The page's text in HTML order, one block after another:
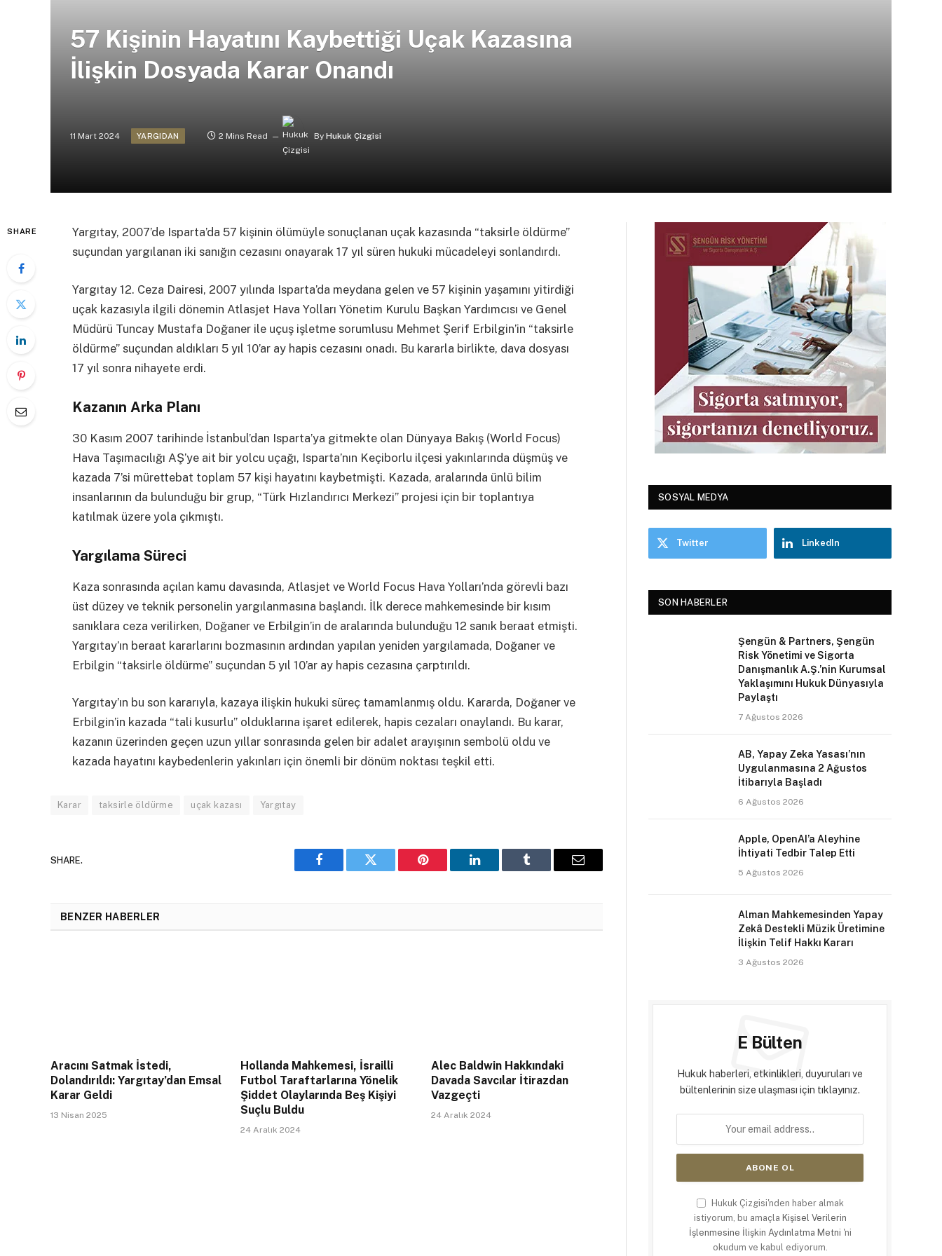
57 Kişinin Hayatını Kaybettiği Uçak Kazasına
İlişkin Dosyada Karar Onandı
11 Mart 2024 YARGIDAN 2 Mins Read By Hukuk Çizgisi
SHARE
Yargıtay, 2007’de Isparta’da 57 kişinin ölümüyle sonuçlanan uçak kazasında “taksirle öldürme”
suçundan yargılanan iki sanığın cezasını onayarak 17 yıl süren hukuki mücadeleyi sonlandırdı.
Yargıtay 12. Ceza Dairesi, 2007 yılında Isparta’da meydana gelen ve 57 kişinin yaşamını yitirdiği
uçak kazasıyla ilgili dönemin Atlasjet Hava Yolları Yönetim Kurulu Başkan Yardımcısı ve Genel
Müdürü Tuncay Mustafa Doğaner ile uçuş işletme sorumlusu Mehmet Şerif Erbilgin’in “taksirle
öldürme” suçundan aldıkları 5 yıl 10’ar ay hapis cezasını onadı. Bu kararla birlikte, dava dosyası
17 yıl sonra nihayete erdi.
Kazanın Arka Planı
30 Kasım 2007 tarihinde İstanbul’dan Isparta’ya gitmekte olan Dünyaya Bakış (World Focus)
Hava Taşımacılığı AŞ’ye ait bir yolcu uçağı, Isparta’nın Keçiborlu ilçesi yakınlarında düşmüş ve
kazada 7’si mürettebat toplam 57 kişi hayatını kaybetmişti. Kazada, aralarında ünlü bilim
insanlarının da bulunduğu bir grup, “Türk Hızlandırıcı Merkezi” projesi için bir toplantıya
katılmak üzere yola çıkmıştı.
Yargılama Süreci
Kaza sonrasında açılan kamu davasında, Atlasjet ve World Focus Hava Yolları’nda görevli bazı
üst düzey ve teknik personelin yargılanmasına başlandı. İlk derece mahkemesinde bir kısım
sanıklara ceza verilirken, Doğaner ve Erbilgin’in de aralarında bulunduğu 12 sanık beraat etmişti.
Yargıtay’ın beraat kararlarını bozmasının ardından yapılan yeniden yargılamada, Doğaner ve
Erbilgin “taksirle öldürme” suçundan 5 yıl 10’ar ay hapis cezasına çarptırıldı.
Yargıtay’ın bu son kararıyla, kazaya ilişkin hukuki süreç tamamlanmış oldu. Kararda, Doğaner ve
Erbilgin’in kazada “tali kusurlu” olduklarına işaret edilerek, hapis cezaları onaylandı. Bu karar,
kazanın üzerinden geçen uzun yıllar sonrasında gelen bir adalet arayışının sembolü oldu ve
kazada hayatını kaybedenlerin yakınları için önemli bir dönüm noktası teşkil etti.
Karar taksirle öldürme uçak kazası Yargıtay
SHARE.
Facebook Twitter Pinterest LinkedIn Tumblr Email
BENZER HABERLER
Aracını Satmak İstedi,
Dolandırıldı: Yargıtay’dan Emsal
Karar Geldi
13 Nisan 2025
Hollanda Mahkemesi, İsrailli
Futbol Taraftarlarına Yönelik
Şiddet Olaylarında Beş Kişiyi
Suçlu Buldu
24 Aralık 2024
Alec Baldwin Hakkındaki
Davada Savcılar İtirazdan
Vazgeçti
24 Aralık 2024
SOSYAL MEDYA
Twitter LinkedIn
SON HABERLER
Şengün & Partners, Şengün
Risk Yönetimi ve Sigorta
Danışmanlık A.Ş.’nin Kurumsal
Yaklaşımını Hukuk Dünyasıyla
Paylaştı
7 Ağustos 2026
AB, Yapay Zeka Yasası’nın
Uygulanmasına 2 Ağustos
İtibarıyla Başladı
6 Ağustos 2026
Apple, OpenAI’a Aleyhine
İhtiyati Tedbir Talep Etti
5 Ağustos 2026
Alman Mahkemesinden Yapay
Zekâ Destekli Müzik Üretimine
İlişkin Telif Hakkı Kararı
3 Ağustos 2026
E Bülten
Hukuk haberleri, etkinlikleri, duyuruları ve
bültenlerinin size ulaşması için tıklayınız.
Hukuk Çizgisi'nden haber almak
istiyorum, bu amaçla Kişisel Verilerin
İşlenmesine İlişkin Aydınlatma Metni 'ni
okudum ve kabul ediyorum.